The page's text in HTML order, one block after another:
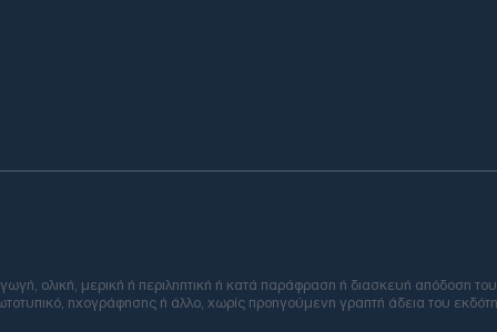
ολική, μερική ή περιληπτική ή κατά παράφραση ή διασκευή απόδοση
ηχογράφησης ή άλλο, χωρίς προηγούμενη γραπτή άδεια του εκδότη.